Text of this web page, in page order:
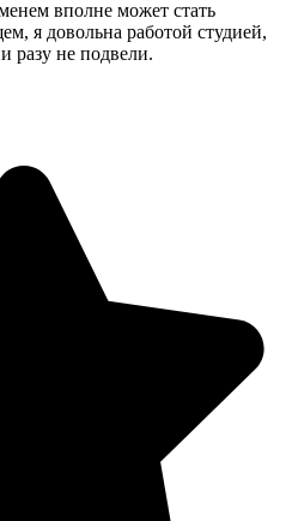
вполне может стать
я довольна работой студией,
разу не подвели.